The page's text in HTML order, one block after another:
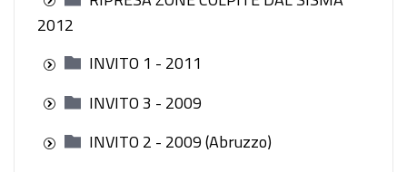
2012
INVITO 1 - 2011
INVITO 3 - 2009
INVITO 2 - 2009 (Abruzzo)